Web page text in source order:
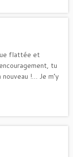
flattée et
tu
!… Je m’y